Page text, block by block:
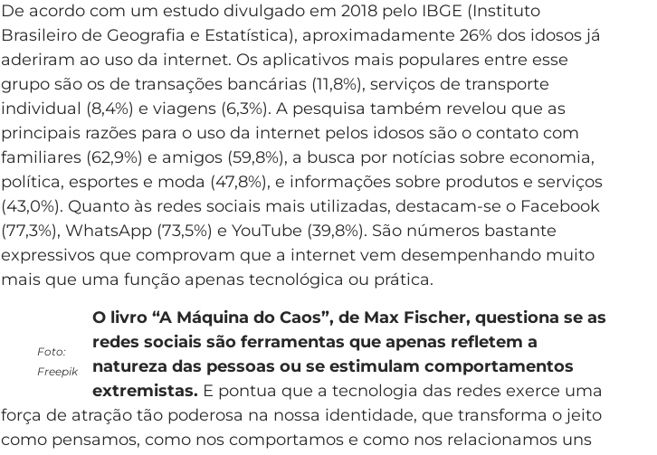
De acordo com um estudo divulgado em 2018 pelo IBGE (Instituto
Brasileiro de Geografia e Estatística), aproximadamente 26% dos idosos já
aderiram ao uso da internet. Os aplicativos mais populares entre esse
grupo são os de transações bancárias (11,8%), serviços de transporte
individual (8,4%) e viagens (6,3%). A pesquisa também revelou que as
principais razões para o uso da internet pelos idosos são o contato com
familiares (62,9%) e amigos (59,8%), a busca por notícias sobre economia,
política, esportes e moda (47,8%), e informações sobre produtos e serviços
(43,0%). Quanto às redes sociais mais utilizadas, destacam-se o Facebook
(77,3%), WhatsApp (73,5%) e YouTube (39,8%). São números bastante
expressivos que comprovam que a internet vem desempenhando muito
mais que uma função apenas tecnológica ou prática.
Foto:
Freepik
O livro “A Máquina do Caos”, de Max Fischer, questiona se as
redes sociais são ferramentas que apenas refletem a
natureza das pessoas ou se estimulam comportamentos
extremistas. E pontua que a tecnologia das redes exerce uma
força de atração tão poderosa na nossa identidade, que transforma o jeito
como pensamos, como nos comportamos e como nos relacionamos uns